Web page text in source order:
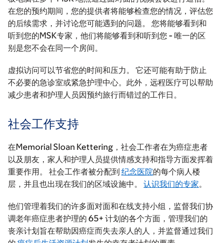
在您的预约期间，您的提供者将能够检查您的情况，评估您
的后续需求，并讨论您可能遇到的问题。 您将能够看到和
听到您的MSK专家，他们将能够看到和听到您 - 唯一的区
别是您不会在同一个房间。
虚拟访问可以节省您的时间和压力。 它还可能有助于防止
不必要的急诊室或紧急护理中心。此外，远程医疗可以帮助
减少患者和护理人员因预约旅行而错过的工作日。
社会工作支持
在Memorial Sloan Kettering，社会工作者在为癌症患者
以及朋友，家人和护理人员提供情感支持和指导方面发挥着
重要作用。 社会工作者被分配到 纪念医院的每个病人楼
层，并且也出现在我们的区域设施中。 认识我们的专家。
他们管理着我们的许多面对面和在线支持小组，监督我们协
调老年癌症患者护理的 65+ 计划的各个方面，管理我们的
丧亲计划旨在帮助因癌症而失去亲人的人，并监督通过我们